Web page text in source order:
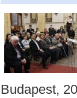
Budapest,